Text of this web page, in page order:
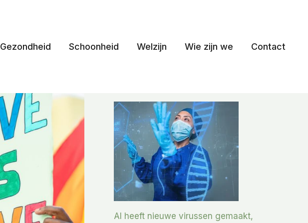
Gezondheid Schoonheid Welzijn Wie zijn we Contact
AI heeft nieuwe virussen gemaakt,